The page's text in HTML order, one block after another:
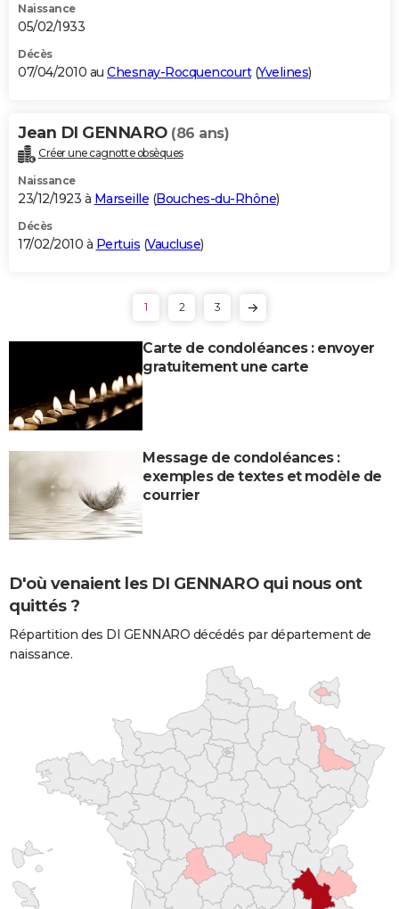
Naissance
05/02/1933
Décès
07/04/2010 au Chesnay-Rocquencourt(Yvelines)
Jean DI GENNARO (86 ans)
Créer une cagnotte obsèques
Naissance
23/12/1923 à Marseille (Bouches-du-Rhône)
Décès
17/02/2010 à Pertuis (Vaucluse)
1 2 3
Carte de condoléances : envoyer
gratuitement une carte
Message de condoléances :
exemples de textes et modèle de
courrier
D'où venaient les DI GENNARO qui nous ont
quittés ?
Répartition des DI GENNARO décédés par département de
naissance.